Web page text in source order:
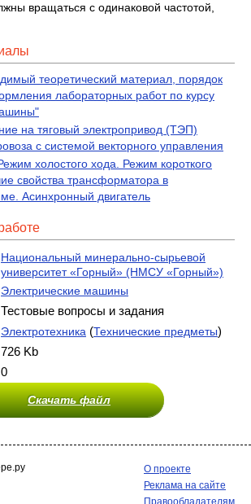
вращаться с одинаковой частотой,
теоретический материал, порядок
лабораторных работ по курсу
на тяговый электропривод (ТЭП)
с системой векторного управления
холостого хода. Режим короткого
свойства трансформатора в
Асинхронный двигатель
Национальный минерально-сырьевой
университет «Горный» (НМСУ «Горный»)
Электрические машины
Тестовые вопросы и задания
Электротехника (Технические предметы)
726 Kb
0
Скачать файл
О проекте
Реклама на сайте